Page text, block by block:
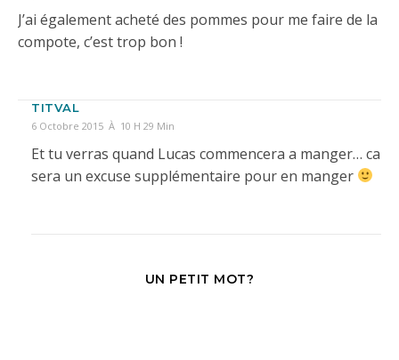
J’ai également acheté des pommes pour me faire de la
compote, c’est trop bon !
TITVAL
6 Octobre 2015 À 10 H 29 Min
Et tu verras quand Lucas commencera a manger… ca
sera un excuse supplémentaire pour en manger
UN PETIT MOT?